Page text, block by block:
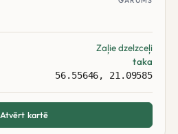
Zaļie dzelzceļi
taka
56.55646, 21.09585
Atvērt kartē